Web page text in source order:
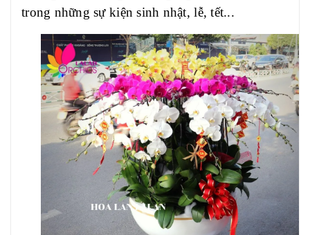
trong những sự kiện sinh nhật, lễ, tết...